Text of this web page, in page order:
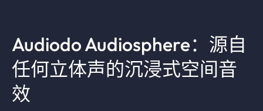
Audiodo Audiosphere：源自
任何立体声的沉浸式空间音
效